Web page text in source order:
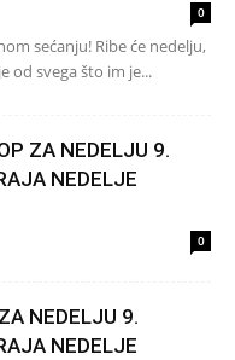
0
sećanju! Ribe će nedelju,
od svega što im je...
ZA NEDELJU 9.
NEDELJE
0
NEDELJU 9.
NEDELJE